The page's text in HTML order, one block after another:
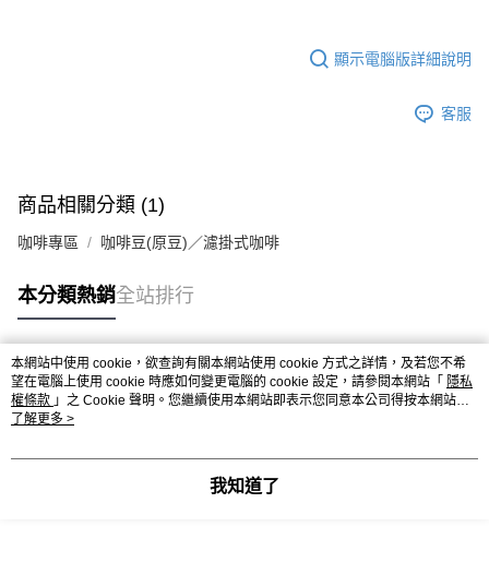
３．收到繳費通知簡訊後14天內，點擊此簡訊中的連結，可透過四大超商／
購買商品的店家。未經商家同意取消之訂單仍視為有效，需透過AFTEE先享
客戶支援中心」https://netprotections.freshdesk.com/support/home
【注意事項】
權轉讓予恩沛科技股份有限公司。
２．關於個人資料處理事宜，請瀏覽以下網址：
https://aftee.tw/terms/#terms3
３．未成年的使用者請事先徵得法定代理人或監護人之同意方可使用
「AFTEE先享後付」，若未經同意申辦者引起之損失，本公司不負相關責
任。
４．使用「AFTEE先享後付」時，將依據個別帳號之用戶狀況，依本公司即
５．嚴禁一人註冊多個帳號或使用他人資訊註冊。若發現惡意使用之情形，
恩沛科技股份有限公司將有權停止該用戶之使用額度並採取法律行動。
付款後全家取貨-重量限制含紙箱10kg，請控制商品重量在9~
每筆NT$90，滿NT$990(含以上)免運費
付款後7-11取貨-重量限制含紙箱10kg，請控制商品重量在9~
每筆NT$90，滿NT$990(含以上)免運費
宅配-新竹物流
每筆NT$150，滿NT$2,000(含以上)免運費
離島客戶-中華郵政
顯示電腦版詳細說明
客服
商品相關分類 (1)
咖啡專區 咖啡豆(原豆)／濾掛式咖啡
本分類熱銷全站排行
熱門標籤
本網站中使用 cookie，欲查詢有關本網站使用 cookie 方式之詳情，及若您不希
望在電腦上使用 cookie 時應如何變更電腦的 cookie 設定，請參閱本網站「 隱私
權條款 」之 Cookie 聲明。您繼續使用本網站即表示您同意本公司得按本網站使
用條款之 Cookie 聲明使用 cookie。
了解更多 >
我知道了